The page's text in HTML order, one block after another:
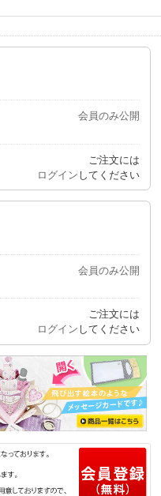
会員のみ公開
ご注文には
ログイン してください
会員のみ公開
ご注文には
ログイン してください